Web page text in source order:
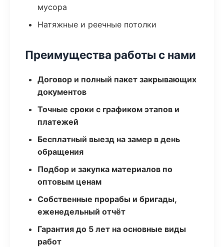
мусора
Натяжные и реечные потолки
Преимущества работы с нами
Договор и полный пакет закрывающих
документов
Точные сроки с графиком этапов и
платежей
Бесплатный выезд на замер в день
обращения
Подбор и закупка материалов по
оптовым ценам
Собственные прорабы и бригады,
еженедельный отчёт
Гарантия до 5 лет на основные виды
работ